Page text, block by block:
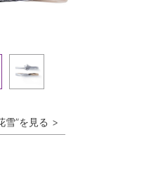
雪”を見る